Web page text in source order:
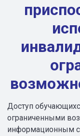
Доступ
ограниченными
информационным